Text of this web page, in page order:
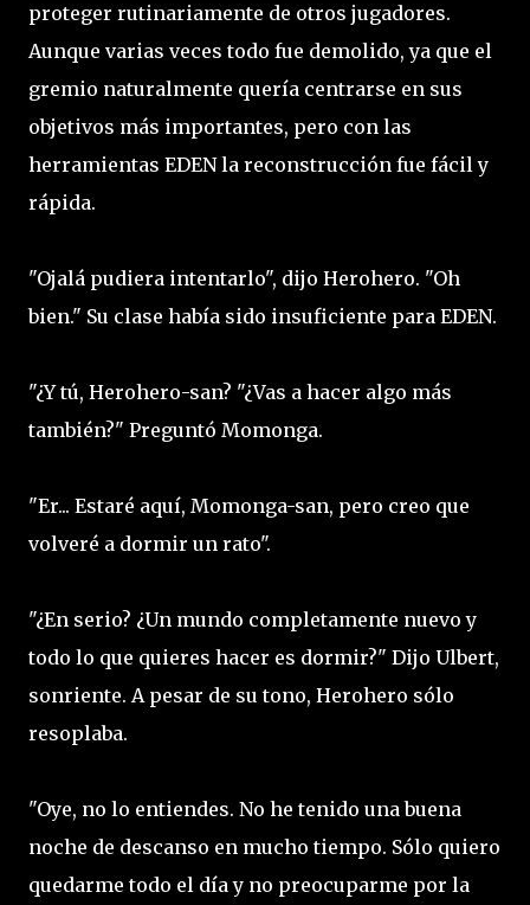
proteger rutinariamente de otros jugadores.
Aunque varias veces todo fue demolido, ya que el
gremio naturalmente quería centrarse en sus
objetivos más importantes, pero con las
herramientas EDEN la reconstrucción fue fácil y
rápida.
"Ojalá pudiera intentarlo", dijo Herohero. "Oh
bien." Su clase había sido insuficiente para EDEN.
"¿Y tú, Herohero-san? "¿Vas a hacer algo más
también?" Preguntó Momonga.
"Er... Estaré aquí, Momonga-san, pero creo que
volveré a dormir un rato".
"¿En serio? ¿Un mundo completamente nuevo y
todo lo que quieres hacer es dormir?" Dijo Ulbert,
sonriente. A pesar de su tono, Herohero sólo
resoplaba.
"Oye, no lo entiendes. No he tenido una buena
noche de descanso en mucho tiempo. Sólo quiero
quedarme todo el día y no preocuparme por la